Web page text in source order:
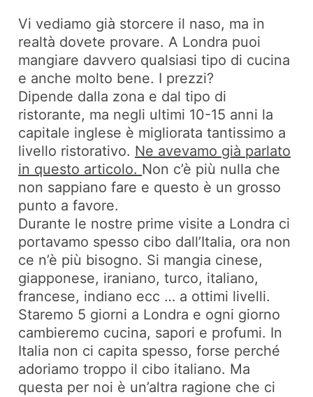
Vi vediamo già storcere il naso, ma in
realtà dovete provare. A Londra puoi
mangiare davvero qualsiasi tipo di cucina
e anche molto bene. I prezzi?
Dipende dalla zona e dal tipo di
ristorante, ma negli ultimi 10-15 anni la
capitale inglese è migliorata tantissimo a
livello ristorativo. Ne avevamo già parlato
in questo articolo. Non c’è più nulla che
non sappiano fare e questo è un grosso
punto a favore.
Durante le nostre prime visite a Londra ci
portavamo spesso cibo dall’Italia, ora non
ce n’è più bisogno. Si mangia cinese,
giapponese, iraniano, turco, italiano,
francese, indiano ecc … a ottimi livelli.
Staremo 5 giorni a Londra e ogni giorno
cambieremo cucina, sapori e profumi. In
Italia non ci capita spesso, forse perché
adoriamo troppo il cibo italiano. Ma
questa per noi è un’altra ragione che ci